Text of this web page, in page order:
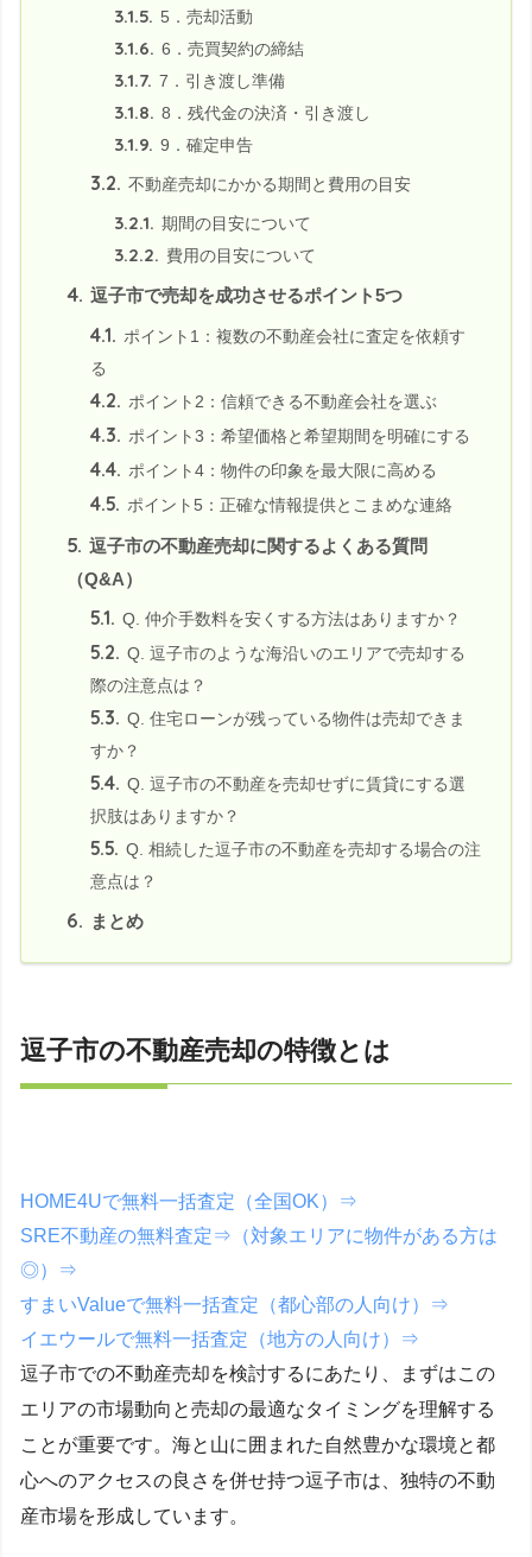
3.1.5. 5．売却活動
3.1.6. 6．売買契約の締結
3.1.7. 7．引き渡し準備
3.1.8. 8．残代金の決済・引き渡し
3.1.9. 9．確定申告
3.2. 不動産売却にかかる期間と費用の目安
3.2.1. 期間の目安について
3.2.2. 費用の目安について
4. 逗子市で売却を成功させるポイント5つ
4.1. ポイント1：複数の不動産会社に査定を依頼す
る
4.2. ポイント2：信頼できる不動産会社を選ぶ
4.3. ポイント3：希望価格と希望期間を明確にする
4.4. ポイント4：物件の印象を最大限に高める
4.5. ポイント5：正確な情報提供とこまめな連絡
5. 逗子市の不動産売却に関するよくある質問
（Q&A）
5.1. Q. 仲介手数料を安くする方法はありますか？
5.2. Q. 逗子市のような海沿いのエリアで売却する
際の注意点は？
5.3. Q. 住宅ローンが残っている物件は売却できま
すか？
5.4. Q. 逗子市の不動産を売却せずに賃貸にする選
択肢はありますか？
5.5. Q. 相続した逗子市の不動産を売却する場合の注
意点は？
6. まとめ
逗子市の不動産売却の特徴とは
HOME4Uで無料一括査定（全国OK）⇒
SRE不動産の無料査定⇒（対象エリアに物件がある方は
◎）⇒
すまいValueで無料一括査定（都心部の人向け）⇒
イエウールで無料一括査定（地方の人向け）⇒
逗子市での不動産売却を検討するにあたり、まずはこの
エリアの市場動向と売却の最適なタイミングを理解する
ことが重要です。海と山に囲まれた自然豊かな環境と都
心へのアクセスの良さを併せ持つ逗子市は、独特の不動
産市場を形成しています。